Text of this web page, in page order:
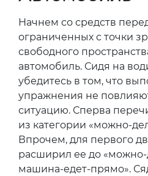
Начнем со средств
ограниченных с точки
свободного
автомобиль. Сидя на
убедитесь в том, что
упражнения не
ситуацию. Сперва
из категории «можно-
Впрочем, для первого
расширил ее до «можно-
машина-едет-прямо».